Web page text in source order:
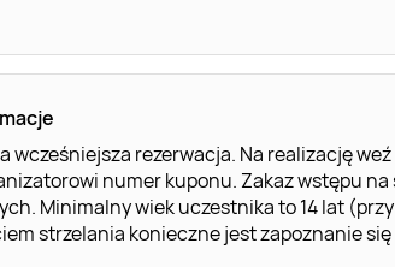
wcześniejsza rezerwacja. Na realizację
numer kuponu. Zakaz wstępu
Minimalny wiek uczestnika to 14 lat
strzelania konieczne jest zapoznanie